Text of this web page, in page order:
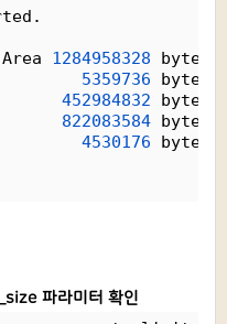
1284958328 bytes
5359736 bytes
452984832 bytes
822083584 bytes
4530176 bytes
파라미터 확인